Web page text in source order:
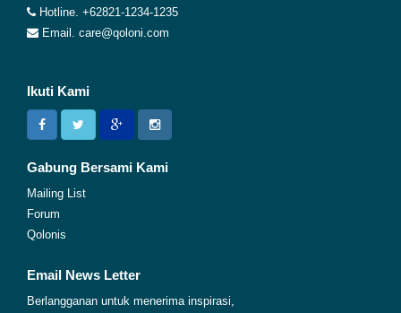
Hotline. +62821-1234-1235
Email. care@qoloni.com
Ikuti Kami
Gabung Bersami Kami
Mailing List
Forum
Qolonis
Email News Letter
Berlangganan untuk menerima inspirasi,